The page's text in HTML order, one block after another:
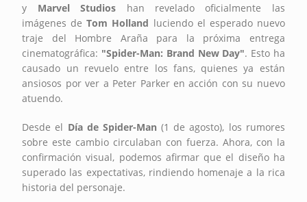
y Marvel Studios han revelado oficialmente las
imágenes deTom Holland luciendo el esperado nuevo
traje del Hombre Araña para la próxima entrega
cinematográfica: "Spider-Man: Brand New Day". Esto ha
causado un revuelo entre los fans, quienes ya están
ansiosos por ver a Peter Parker en acción con su nuevo
atuendo.
Desde el Día de Spider-Man (1 de agosto), los rumores
sobre este cambio circulaban con fuerza. Ahora, con la
confirmación visual, podemos afirmar que el diseño ha
superado las expectativas, rindiendo homenaje a la rica
historia del personaje.